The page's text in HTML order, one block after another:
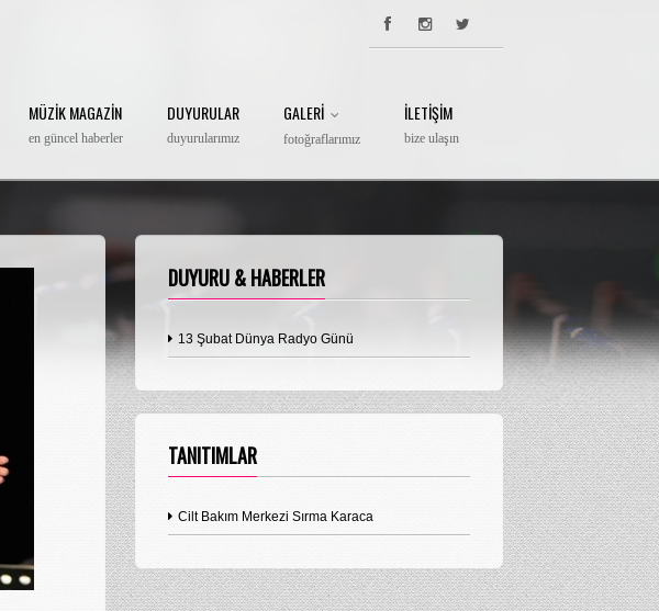
MÜZIK MAGAZIN
en güncel haberler
DUYURULAR
duyurularımız
GALERI
fotoğraflarımız
İLETIŞIM
bize ulaşın
DUYURU & HABERLER
13 Şubat Dünya Radyo Günü
TANITIMLAR
Cilt Bakım Merkezi Sırma Karaca